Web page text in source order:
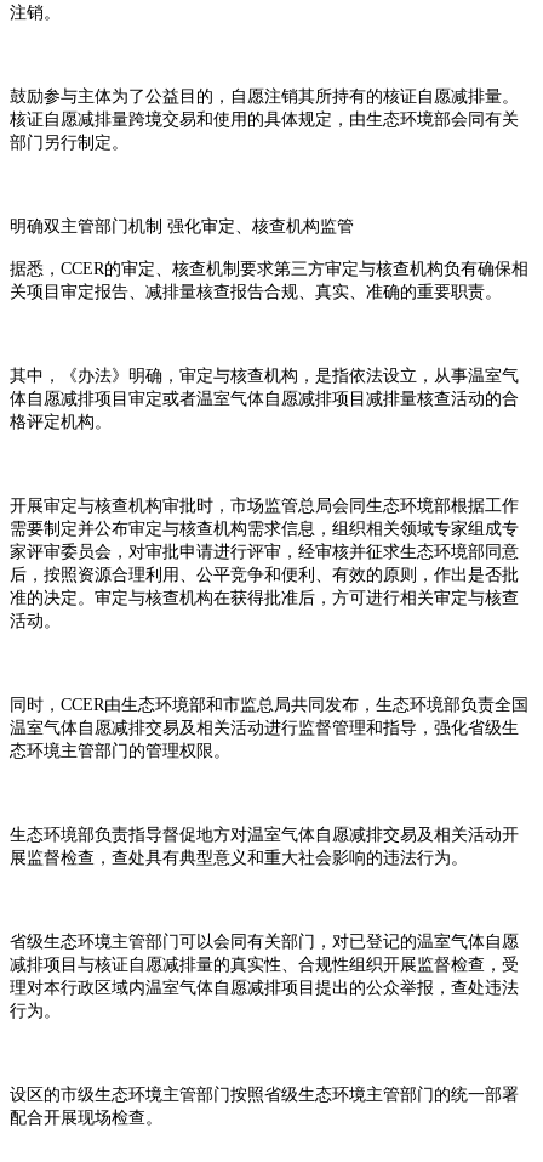
注销。
鼓励参与主体为了公益目的，自愿注销其所持有的核证自愿减排量。
核证自愿减排量跨境交易和使用的具体规定，由生态环境部会同有关
部门另行制定。
明确双主管部门机制 强化审定、核查机构监管
据悉， CCER的审定、核查机制要求第三方审定与核查机构负有确保相
关项目审定报告、减排量核查报告合规、真实、准确的重要职责。
其中，《办法》明确，审定与核查机构，是指依法设立，从事温室气
体自愿减排项目审定或者温室气体自愿减排项目减排量核查活动的合
格评定机构。
开展审定与核查机构审批时，市场监管总局会同生态环境部根据工作
需要制定并公布审定与核查机构需求信息，组织相关领域专家组成专
家评审委员会，对审批申请进行评审，经审核并征求生态环境部同意
后，按照资源合理利用、公平竞争和便利、有效的原则，作出是否批
准的决定。审定与核查机构在获得批准后，方可进行相关审定与核查
活动。
同时， CCER由生态环境部和市监总局共同发布，生态环境部负责全国
温室气体自愿减排交易及相关活动进行监督管理和指导，强化省级生
态环境主管部门的管理权限。
生态环境部负责指导督促地方对温室气体自愿减排交易及相关活动开
展监督检查，查处具有典型意义和重大社会影响的违法行为。
省级生态环境主管部门可以会同有关部门，对已登记的温室气体自愿
减排项目与核证自愿减排量的真实性、合规性组织开展监督检查，受
理对本行政区域内温室气体自愿减排项目提出的公众举报，查处违法
行为。
设区的市级生态环境主管部门按照省级生态环境主管部门的统一部署
配合开展现场检查。